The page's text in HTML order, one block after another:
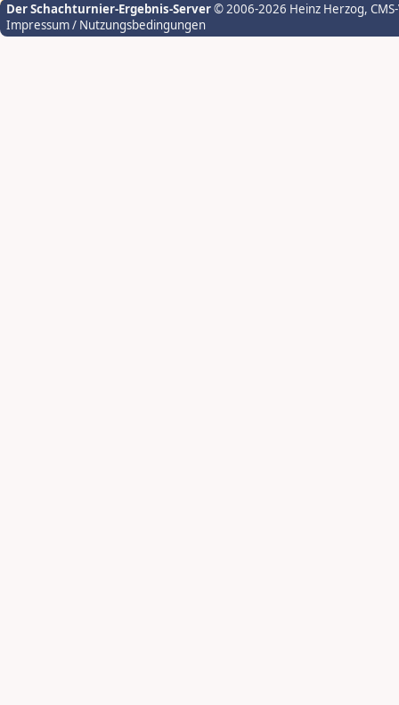
Der Schachturnier-Ergebnis-Server© 2006-2026 Heinz Herzog,
Impressum / Nutzungsbedingungen